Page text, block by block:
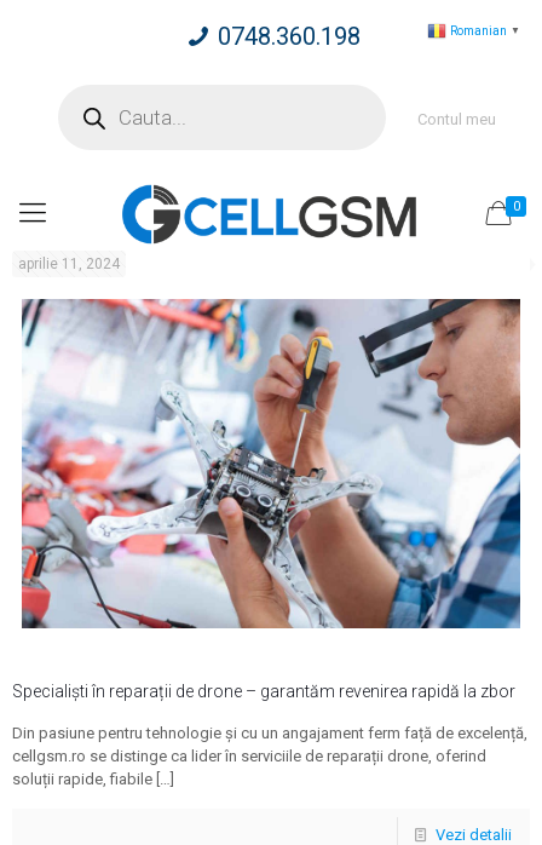
0748.360.198
search
Contul meu
0
aprilie 11, 2024
Specialiști în reparații de drone – garantăm revenirea rapidă la zbor
Din pasiune pentru tehnologie și cu un angajament ferm față de excelență,
cellgsm.ro se distinge ca lider în serviciile de reparații drone, oferind
soluții rapide, fiabile […]
Vezi detalii
Romanian ▼